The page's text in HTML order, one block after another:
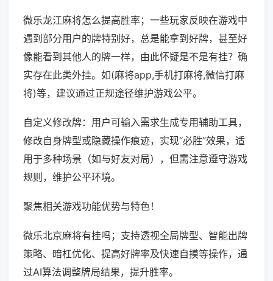
微乐龙江麻将怎么提高胜率；一些玩家反映在游戏中
遇到部分用户的牌特别好，总是能拿到好牌，甚至好
像能看到其他人的牌一样，由此怀疑是不是有挂？确
实存在此类外挂。如(麻将app,手机打麻将,微信打麻
将)等，建议通过正规途径维护游戏公平。
自定义修改牌：用户可输入需求生成专用辅助工具，
修改自身牌型或隐藏操作痕迹，实现“必胜”效果，适
用于多种场景（如与好友对局），但需注意遵守游戏
规则，维护公平环境。
聚焦相关游戏功能优势与特色！
微乐北京麻将有挂吗；支持透视全局牌型、智能出牌
策略、暗杠优化、提高好牌率及快速自摸等操作，通
过AI算法调整牌局结果，提升胜率。